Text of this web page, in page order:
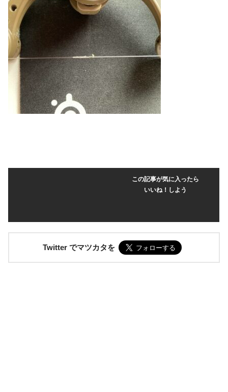
この記事が気に入ったら
いいね！しよう
Twitter でマツカタを